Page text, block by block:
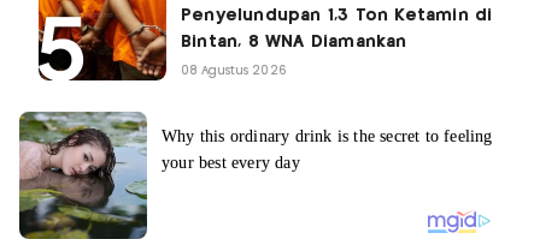
Penyelundupan 1,3 Ton Ketamin di
Bintan, 8 WNA Diamankan
08 Agustus 2026